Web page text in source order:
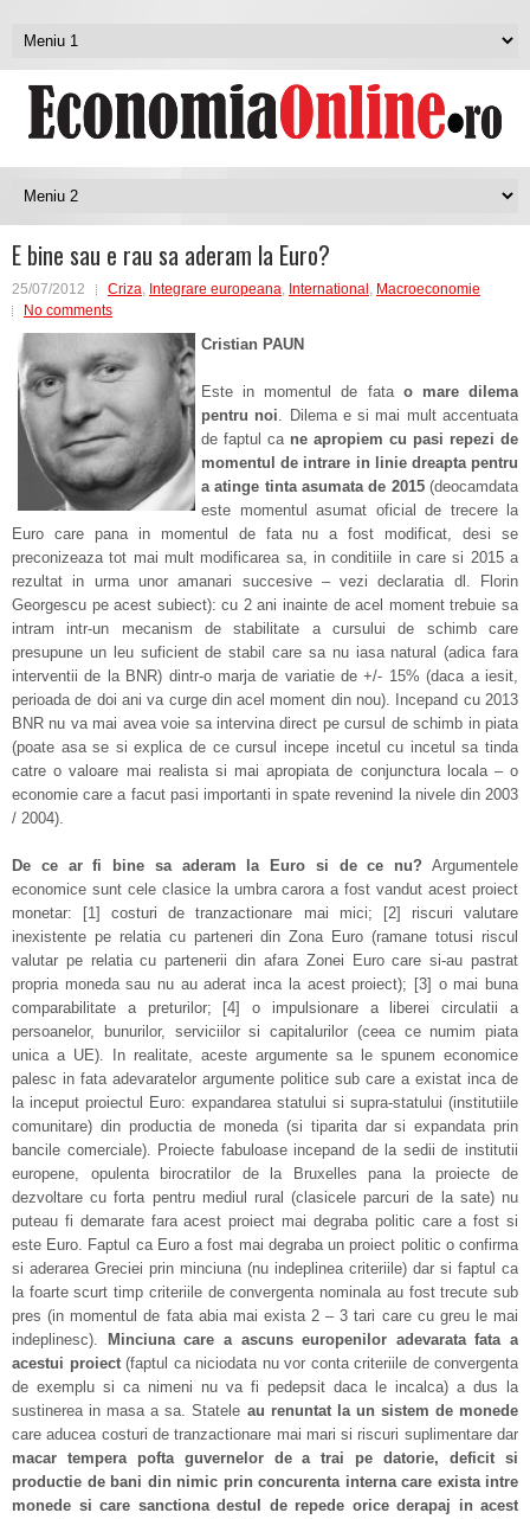
E bine sau e rau sa aderam la Euro?
25/07/2012 Criza, Integrare europeana, International , Macroeconomie
No comments
Cristian PAUN
Este in momentul de fata o mare dilema
pentru noi. Dilema e si mai mult accentuata
de faptul ca ne apropiem cu pasi repezi de
momentul de intrare in linie dreapta pentru
a atinge tinta asumata de 2015(deocamdata
este momentul asumat oficial de trecere la
Euro care pana in momentul de fata nu a fost modificat, desi se
preconizeaza tot mai mult modificarea sa, in conditiile in care si 2015 a
rezultat in urma unor amanari succesive – vezi declaratia dl. Florin
Georgescu pe acest subiect): cu 2 ani inainte de acel moment trebuie sa
intram intr-un mecanism de stabilitate a cursului de schimb care
presupune un leu suficient de stabil care sa nu iasa natural (adica fara
interventii de la BNR) dintr-o marja de variatie de +/- 15% (daca a iesit,
perioada de doi ani va curge din acel moment din nou). Incepand cu 2013
BNR nu va mai avea voie sa intervina direct pe cursul de schimb in piata
(poate asa se si explica de ce cursul incepe incetul cu incetul sa tinda
catre o valoare mai realista si mai apropiata de conjunctura locala – o
economie care a facut pasi importanti in spate revenind la nivele din 2003
/ 2004).
De ce ar fi bine sa aderam la Euro si de ce nu? Argumentele
economice sunt cele clasice la umbra carora a fost vandut acest proiect
monetar: [1] costuri de tranzactionare mai mici; [2] riscuri valutare
inexistente pe relatia cu parteneri din Zona Euro (ramane totusi riscul
valutar pe relatia cu partenerii din afara Zonei Euro care si-au pastrat
propria moneda sau nu au aderat inca la acest proiect); [3] o mai buna
comparabilitate a preturilor; [4] o impulsionare a liberei circulatii a
persoanelor, bunurilor, serviciilor si capitalurilor (ceea ce numim piata
unica a UE). In realitate, aceste argumente sa le spunem economice
palesc in fata adevaratelor argumente politice sub care a existat inca de
la inceput proiectul Euro: expandarea statului si supra-statului (institutiile
comunitare) din productia de moneda (si tiparita dar si expandata prin
bancile comerciale). Proiecte fabuloase incepand de la sedii de institutii
europene, opulenta birocratilor de la Bruxelles pana la proiecte de
dezvoltare cu forta pentru mediul rural (clasicele parcuri de la sate) nu
puteau fi demarate fara acest proiect mai degraba politic care a fost si
este Euro. Faptul ca Euro a fost mai degraba un proiect politic o confirma
si aderarea Greciei prin minciuna (nu indeplinea criteriile) dar si faptul ca
la foarte scurt timp criteriile de convergenta nominala au fost trecute sub
pres (in momentul de fata abia mai exista 2 – 3 tari care cu greu le mai
indeplinesc).
Minciuna care a ascuns europenilor adevarata fata a
acestui proiect(faptul ca niciodata nu vor conta criteriile de convergenta
de exemplu si ca nimeni nu va fi pedepsit daca le incalca) a dus la
sustinerea in masa a sa. Statele au renuntat la un sistem de monede
care aducea costuri de tranzactionare mai mari si riscuri suplimentare dar
macar tempera pofta guvernelor de a trai pe datorie, deficit si
productie de bani din nimic prin concurenta interna care exista intre
monede si care sanctiona destul de repede orice derapaj in acest